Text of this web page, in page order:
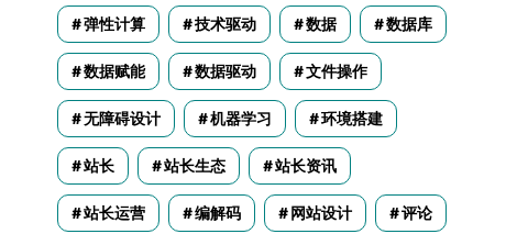
弹性计算 技术驱动 数据 数据库
数据赋能 数据驱动 文件操作
无障碍设计 机器学习 环境搭建
站长 站长生态 站长资讯
站长运营 编解码 网站设计 评论